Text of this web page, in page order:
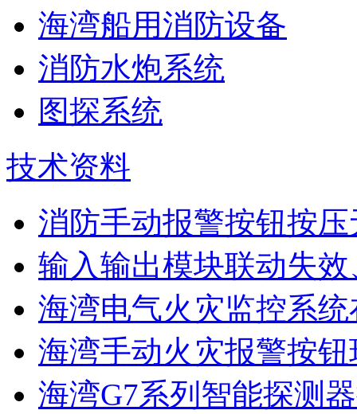
海湾船用消防设备
消防水炮系统
图探系统
技术资料
消防手动报警按钮按
输入输出模块联动失
海湾电气火灾监控系统
海湾手动火灾报警按钮
海湾G7系列智能探测